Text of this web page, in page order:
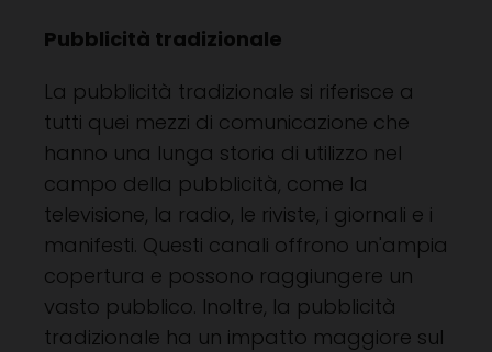
Pubblicità tradizionale
La pubblicità tradizionale si riferisce a
tutti quei mezzi di comunicazione che
hanno una lunga storia di utilizzo nel
campo della pubblicità, come la
televisione, la radio, le riviste, i giornali e i
manifesti. Questi canali offrono un'ampia
copertura e possono raggiungere un
vasto pubblico. Inoltre, la pubblicità
tradizionale ha un impatto maggiore sul